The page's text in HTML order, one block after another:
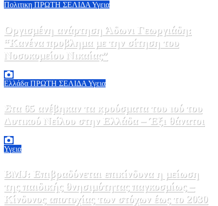
Πολιτικη ΠΡΩΤΗ ΣΕΛΙΔΑΥγεια
Οργισμένη ανάρτηση Άδωνι Γεωργιάδη:
“Κανένα προβλημα με την σίτηση του
Νοσοκομείου Νικαίας”
Ελλάδα ΠΡΩΤΗ ΣΕΛΙΔΑ Υγεια
Στα 65 ανέβηκαν τα κρούσματα του ιού του
Δυτικού Νείλου στην Ελλάδα – Έξι θάνατοι
Υγεια
BMJ: Επιβραδύνεται επικίνδυνα η μείωση
της παιδικής θνησιμότητας παγκοσμίως –
Κίνδυνος αποτυχίας των στόχων έως το 2030